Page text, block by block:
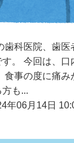
歯科医院、歯医
。 今回は、
食事の度に痛み
も...
年06月14日